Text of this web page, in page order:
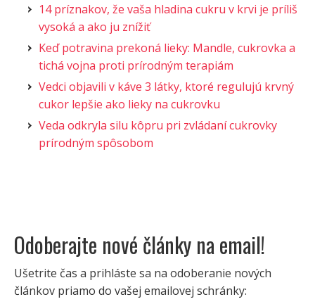
14 príznakov, že vaša hladina cukru v krvi je príliš
vysoká a ako ju znížiť
Keď potravina prekoná lieky: Mandle, cukrovka a
tichá vojna proti prírodným terapiám
Vedci objavili v káve 3 látky, ktoré regulujú krvný
cukor lepšie ako lieky na cukrovku
Veda odkryla silu kôpru pri zvládaní cukrovky
prírodným spôsobom
Odoberajte nové články na email!
Ušetrite čas a prihláste sa na odoberanie nových
článkov priamo do vašej emailovej schránky: